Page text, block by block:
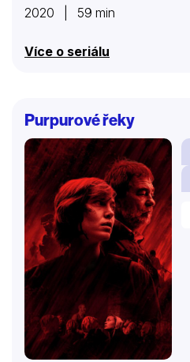
2020 | 59 min
Více o seriálu
Purpurové řeky